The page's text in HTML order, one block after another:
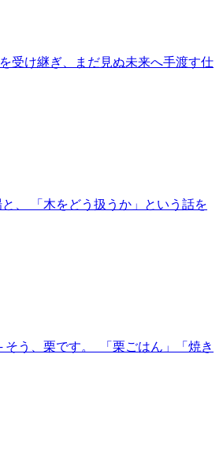
受け継ぎ、まだ見ぬ未来へ手渡す仕
、 「木をどう扱うか」という話を
う、栗です。 「栗ごはん」「焼き